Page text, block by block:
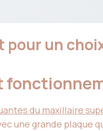
pour un
du maxillaire
une grande plaque